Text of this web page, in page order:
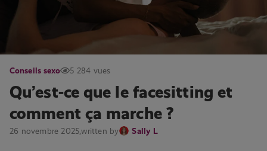
Conseils sexo 5 284 vues
Qu’est-ce que le facesitting et
comment ça marche ?
26 novembre 2025,written by Sally L